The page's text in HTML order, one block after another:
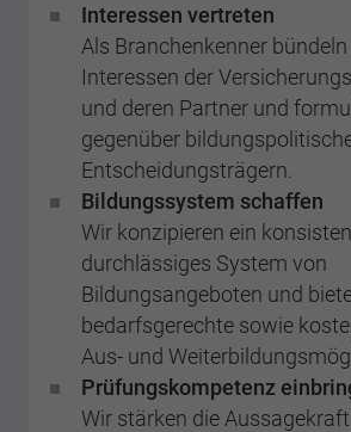
Interessen vertreten
Als Branchenkenner
Interessen der
und deren Partner und
gegenüber
Entscheidungsträgern.
Bildungssystem schaffen
Wir konzipieren ein
durchlässiges System von
Bildungsangeboten und
bedarfsgerechte sowie
Aus- und
Prüfungskompetenz
Wir stärken die